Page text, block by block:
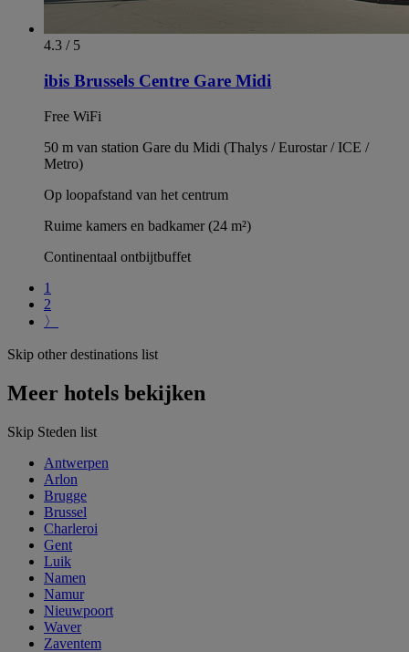
4.3 / 5
ibis Brussels Centre Gare Midi
Free WiFi
50 m van station Gare du Midi (Thalys / Eurostar / ICE /
Metro)
Op loopafstand van het centrum
Ruime kamers en badkamer (24 m²)
Continentaal ontbijtbuffet
1
2
〉
Skip other destinations list
Meer hotels bekijken
Skip Steden list
Antwerpen
Arlon
Brugge
Brussel
Charleroi
Gent
Luik
Namen
Namur
Nieuwpoort
Waver
Zaventem